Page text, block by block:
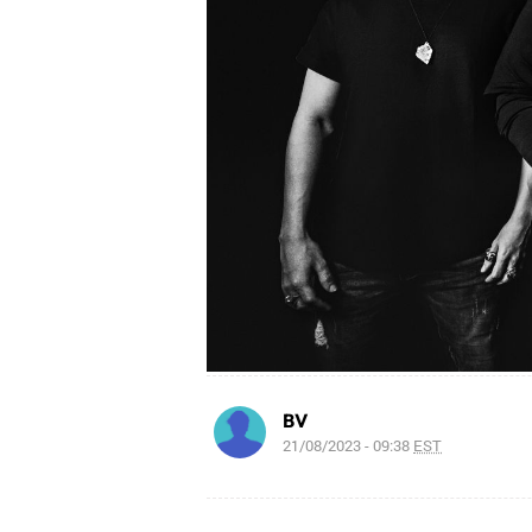
BV
21/08/2023 - 09:38 EST